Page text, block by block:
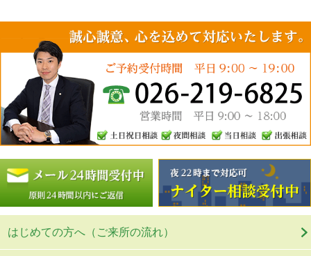
はじめての方へ（ご来所の流れ）